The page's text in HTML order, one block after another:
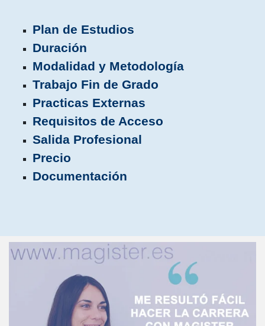
Plan de Estudios
Duración
Modalidad y Metodología
Trabajo Fin de Grado
Practicas Externas
Requisitos de Acceso
Salida Profesional
Precio
Documentación